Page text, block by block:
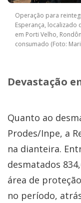
Operação para
Esperança, localizado
em Porti Velho,
consumado (Foto:
Devastação
Quanto ao
Prodes/Inpe, a
na dianteira.
desmatados
área de
no período,